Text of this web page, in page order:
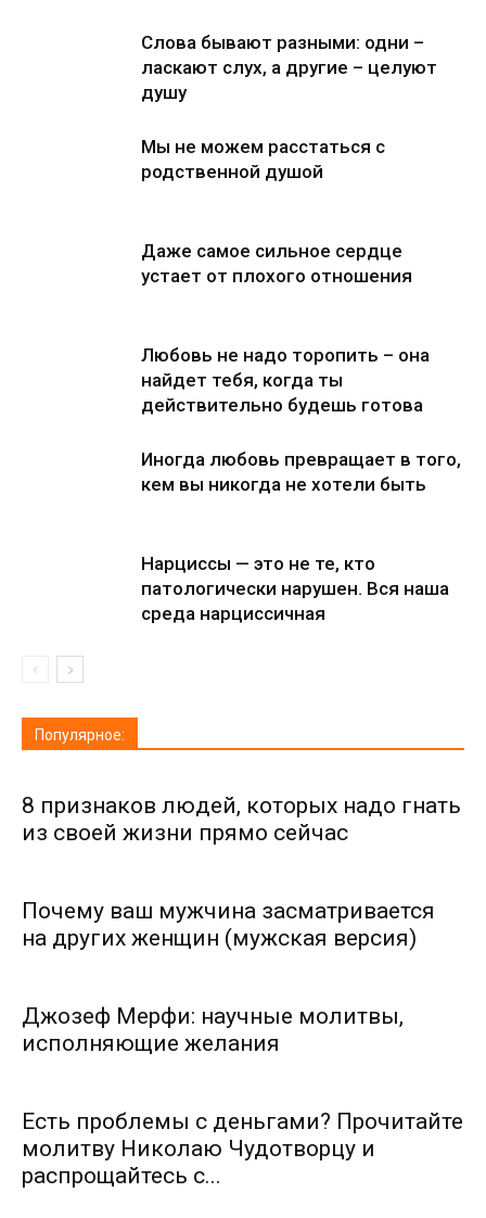
Слова бывают разными: одни –
ласкают слух, а другие – целуют
душу
Мы не можем расстаться с
родственной душой
Даже самое сильное сердце
устает от плохого отношения
Любовь не надо торопить – она
найдет тебя, когда ты
действительно будешь готова
Иногда любовь превращает в того,
кем вы никогда не хотели быть
Нарциссы — это не те, кто
патологически нарушен. Вся наша
среда нарциссичная
Популярное:
8 признаков людей, которых надо гнать
из своей жизни прямо сейчас
Почему ваш мужчина засматривается
на других женщин (мужская версия)
Джозеф Мерфи: научные молитвы,
исполняющие желания
Есть проблемы с деньгами? Прочитайте
молитву Николаю Чудотворцу и
распрощайтесь с...